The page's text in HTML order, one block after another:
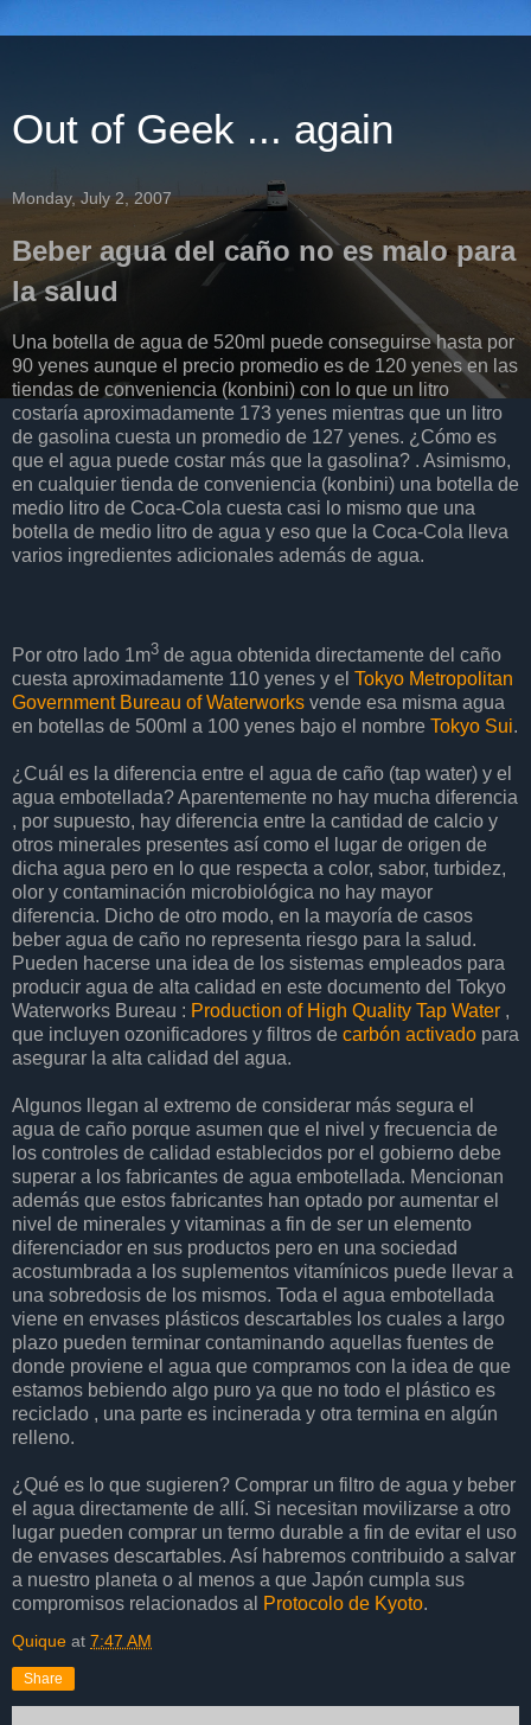
Out of Geek ... again
Monday, July 2, 2007
Beber agua del caño no es malo para
la salud
Una botella de agua de 520ml puede conseguirse hasta por
90 yenes aunque el precio promedio es de 120 yenes en las
tiendas de conveniencia (konbini) con lo que un litro
costaría aproximadamente 173 yenes mientras que un litro
de gasolina cuesta un promedio de 127 yenes. ¿Cómo es
que el agua puede costar más que la gasolina? . Asimismo,
en cualquier tienda de conveniencia (konbini) una botella de
medio litro de Coca-Cola cuesta casi lo mismo que una
botella de medio litro de agua y eso que la Coca-Cola lleva
varios ingredientes adicionales además de agua.
Por otro lado 1m3 de agua obtenida directamente del caño
cuesta aproximadamente 110 yenes y el Tokyo Metropolitan
Government Bureau of Waterworks vende esa misma agua
en botellas de 500ml a 100 yenes bajo el nombre Tokyo Sui.
¿Cuál es la diferencia entre el agua de caño (tap water) y el
agua embotellada? Aparentemente no hay mucha diferencia
, por supuesto, hay diferencia entre la cantidad de calcio y
otros minerales presentes así como el lugar de origen de
dicha agua pero en lo que respecta a color, sabor, turbidez,
olor y contaminación microbiológica no hay mayor
diferencia. Dicho de otro modo, en la mayoría de casos
beber agua de caño no representa riesgo para la salud.
Pueden hacerse una idea de los sistemas empleados para
producir agua de alta calidad en este documento del Tokyo
Waterworks Bureau : Production of High Quality Tap Water ,
que incluyen ozonificadores y filtros de carbón activado para
asegurar la alta calidad del agua.
Algunos llegan al extremo de considerar más segura el
agua de caño porque asumen que el nivel y frecuencia de
los controles de calidad establecidos por el gobierno debe
superar a los fabricantes de agua embotellada. Mencionan
además que estos fabricantes han optado por aumentar el
nivel de minerales y vitaminas a fin de ser un elemento
diferenciador en sus productos pero en una sociedad
acostumbrada a los suplementos vitamínicos puede llevar a
una sobredosis de los mismos. Toda el agua embotellada
viene en envases plásticos descartables los cuales a largo
plazo pueden terminar contaminando aquellas fuentes de
donde proviene el agua que compramos con la idea de que
estamos bebiendo algo puro ya que no todo el plástico es
reciclado , una parte es incinerada y otra termina en algún
relleno.
¿Qué es lo que sugieren? Comprar un filtro de agua y beber
el agua directamente de allí. Si necesitan movilizarse a otro
lugar pueden comprar un termo durable a fin de evitar el uso
de envases descartables. Así habremos contribuido a salvar
a nuestro planeta o al menos a que Japón cumpla sus
compromisos relacionados al
Protocolo de Kyoto.
Quique at 7:47 AM
Share